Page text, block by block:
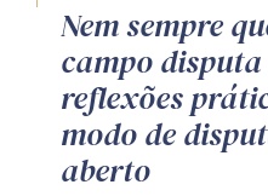
Nem sempre
campo
reflexões
modo de
aberto